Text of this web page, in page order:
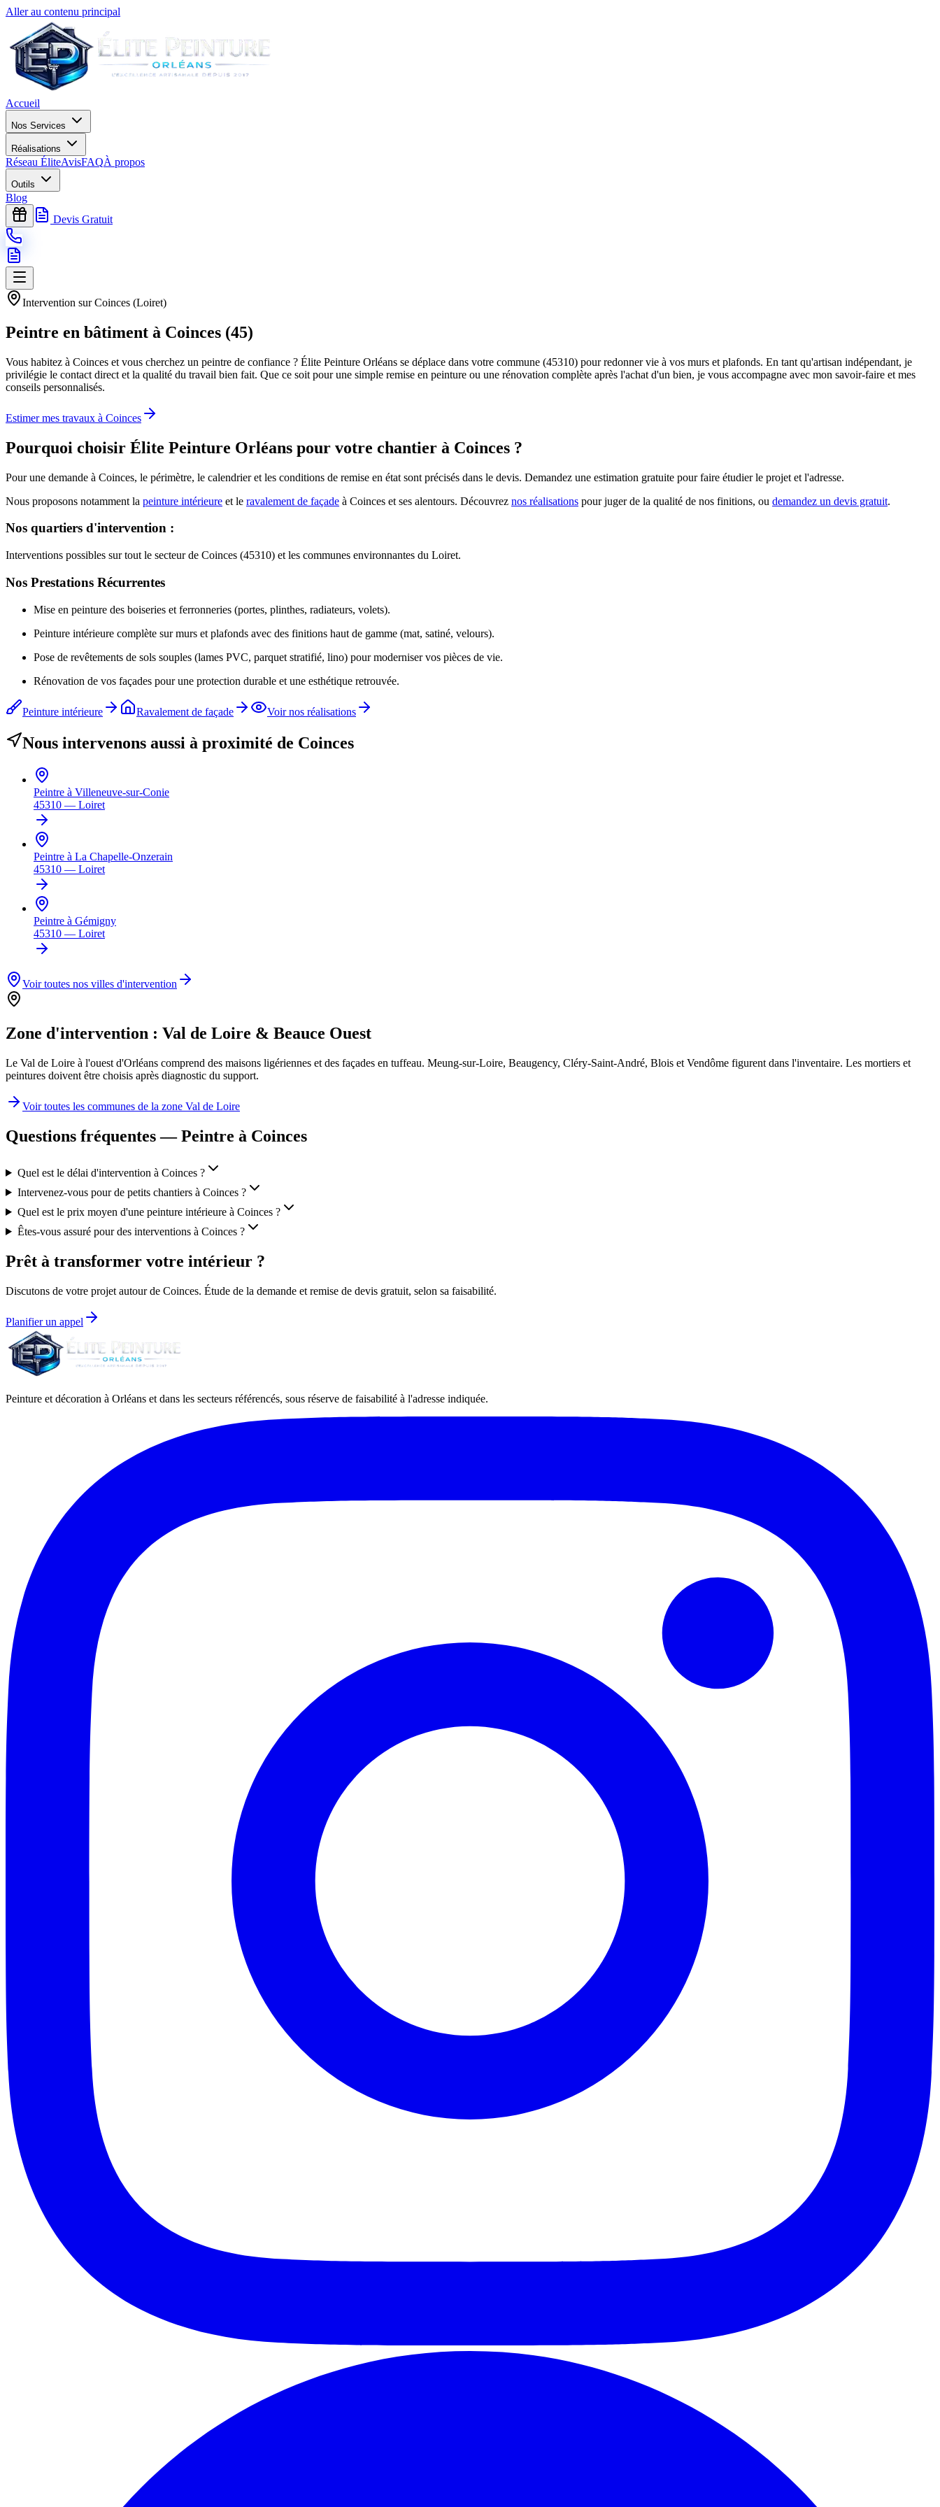
Aller au contenu principal
Accueil
Nos Services
Réalisations
Réseau ÉliteAvisFAQÀ propos
Outils
Blog
Devis Gratuit
Intervention surCoinces (Loiret)
Peintre en bâtiment à Coinces (45)
Vous habitez à Coinces et vous cherchez un peintre de confiance ? Élite Peinture Orléans se déplace dans votre commune (45310) pour redonner vie à vos murs et plafonds. En tant qu'artisan indépendant, je
privilégie le contact direct et la qualité du travail bien fait. Que ce soit pour une simple remise en peinture ou une rénovation complète après l'achat d'un bien, je vous accompagne avec mon savoir-faire et mes
conseils personnalisés.
Estimer mes travaux à Coinces
Pourquoi choisir Élite Peinture Orléans pour votre chantier à Coinces ?
Pour une demande à Coinces, le périmètre, le calendrier et les conditions de remise en état sont précisés dans le devis. Demandez une estimation gratuite pour faire étudier le projet et l'adresse.
Nous proposons notamment la peinture intérieure et le ravalement de façade à Coinces et ses alentours. Découvrez nos réalisations pour juger de la qualité de nos finitions, ou demandez un devis gratuit.
Nos quartiers d'intervention :
Interventions possibles sur tout le secteur de Coinces (45310) et les communes environnantes du Loiret.
Nos Prestations Récurrentes
Mise en peinture des boiseries et ferronneries (portes, plinthes, radiateurs, volets).
Peinture intérieure complète sur murs et plafonds avec des finitions haut de gamme (mat, satiné, velours).
Pose de revêtements de sols souples (lames PVC, parquet stratifié, lino) pour moderniser vos pièces de vie.
Rénovation de vos façades pour une protection durable et une esthétique retrouvée.
Peinture intérieure Ravalement de façade Voir nos réalisations
Nous intervenons aussi à proximité de Coinces
Peintre à Villeneuve-sur-Conie
45310 — Loiret
Peintre à La Chapelle-Onzerain
45310 — Loiret
Peintre à Gémigny
45310 — Loiret
Voir toutes nos villes d'intervention
Zone d'intervention : Val de Loire & Beauce Ouest
Le Val de Loire à l'ouest d'Orléans comprend des maisons ligériennes et des façades en tuffeau. Meung-sur-Loire, Beaugency, Cléry-Saint-André, Blois et Vendôme figurent dans l'inventaire. Les mortiers et
peintures doivent être choisis après diagnostic du support.
Voir toutes les communes de la zone Val de Loire
Questions fréquentes — Peintre à Coinces
Quel est le délai d'intervention à Coinces ?
Intervenez-vous pour de petits chantiers à Coinces ?
Quel est le prix moyen d'une peinture intérieure à Coinces ?
Êtes-vous assuré pour des interventions à Coinces ?
Prêt à transformer votre intérieur ?
Discutons de votre projet autour de Coinces. Étude de la demande et remise de devis gratuit, selon sa faisabilité.
Planifier un appel
Peinture et décoration à Orléans et dans les secteurs référencés, sous réserve de faisabilité à l'adresse indiquée.